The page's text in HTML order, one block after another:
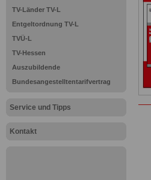
TV-Länder TV-L
Entgeltordnung TV-L
TVÜ-L
TV-Hessen
Auszubildende
Bundesangestelltentarifvertrag
Service und Tipps
Kontakt